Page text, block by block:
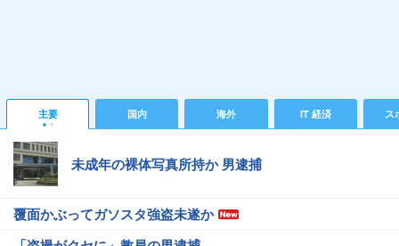
主要 国内 海外 IT 経済 ス
未成年の裸体写真所持か 男逮捕
覆面かぶってガソスタ強盗未遂か